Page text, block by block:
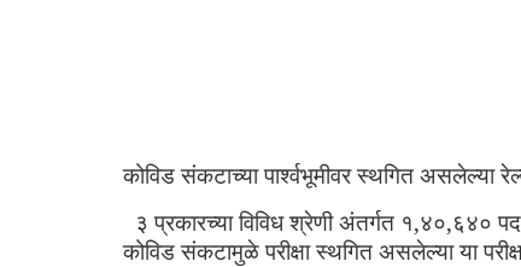
कोविड संकटाच्या पार्श्वभूमीवर स्थगित असलेल्या
३ प्रकारच्या विविध श्रेणी अंतर्गत १,४०,६४०
कोविड संकटामुळे परीक्षा स्थगित असलेल्या या